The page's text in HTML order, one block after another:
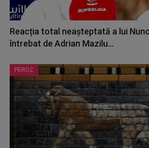
Reacția total neașteptată a lui
întrebat de Adrian Mazilu...
PEROZ